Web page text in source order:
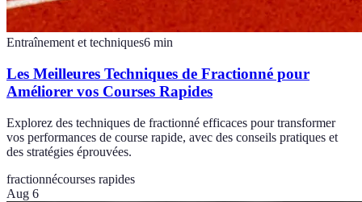
Entraînement et techniques6 min
Les Meilleures Techniques de Fractionné pour
Améliorer vos Courses Rapides
Explorez des techniques de fractionné efficaces pour transformer
vos performances de course rapide, avec des conseils pratiques et
des stratégies éprouvées.
fractionnécourses rapides
Aug 6